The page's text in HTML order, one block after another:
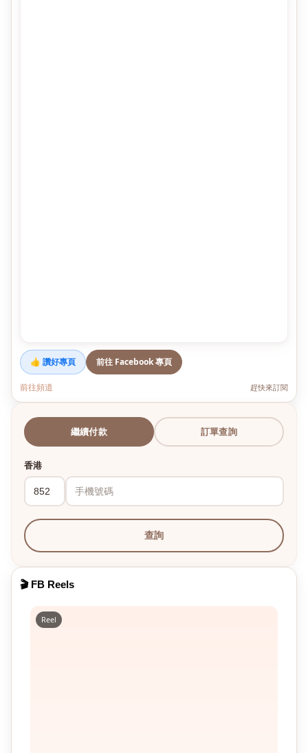
👍 讚好專頁 前往 Facebook 專頁
前往頻道 趕快來訂閱
繼續付款 訂單查詢
香港
查詢
🎬 FB Reels
Reel